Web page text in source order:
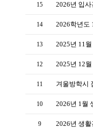
15 2026년 입
14 2026학년도
13 2025년 11
12 2025년 12
11 겨울방학시
10 2026년 1월
9 2026년 생